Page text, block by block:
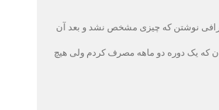
نوشتن که چیزی مشخص نشد و بعد آن
که یک دوره دو ماهه مصرف کردم ولی هیچ